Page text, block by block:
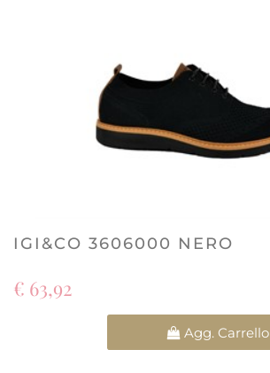
IGI&CO 3606000 NERO
€ 63,92
Agg. Carrello